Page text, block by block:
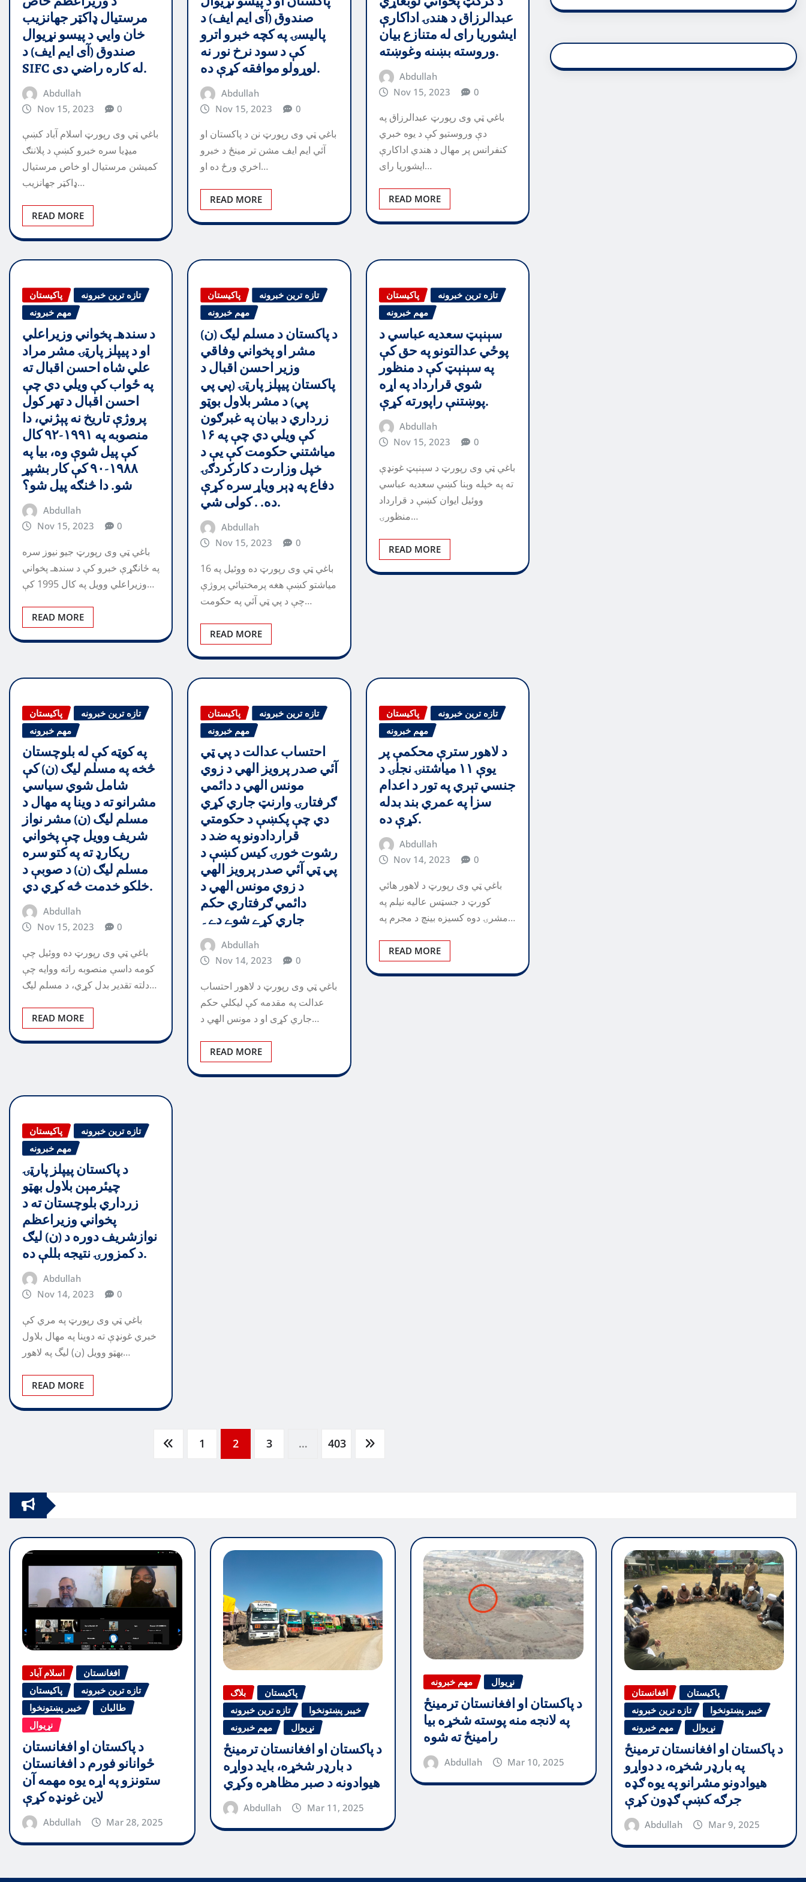
مرستیال ډاکټر جهانزیب
خان وايي د پیسو نړیوال
صندوق (آی ایم ایف) د
SIFC له کاره راضي دی.
Abdullah
Nov 15, 2023
0
باغي ټي وی رپورټ اسلام آباد کښې
ميډيا سره خبرو کښې د پلاننګ
کميشن مرستيال او خاص مرستيال
ډاکټر جهانزيب…
READ MORE
صندوق (آی ایم ایف) د
پالیسۍ په کچه خبرو اترو
کې د سود نرخ نور نه
لوړولو موافقه کړې ده.
Abdullah
Nov 15, 2023
0
باغي ټي وی رپورټ نن د پاکستان او
آئي ایم ایف مشن تر مینځ د خبرو
اخري ورځ ده او…
READ MORE
عبدالرزاق د هندۍ اداکارې
ایشوریا رای له متنازع بیان
وروسته بښنه وغوښته.
Abdullah
Nov 15, 2023
0
باغي ټي وی رپورټ عبدالرزاق په
دې وروستیو کې د یوه خبري
کنفرانس پر مهال د هندي اداکارې
ایشوریا رای…
READ MORE
پاکیستان
تازه ترین خبرونه
مهم خبرونه
د سندهـ پخواني وزيراعلي
او د پيپلز پارټۍ مشر مراد
علي شاه احسن اقبال ته
په ځواب کې ويلي دي چې
احسن اقبال د تهر کول
پروژې تاريخ نه پېژني، دا
منصوبه په ۱۹۹۱-۹۲ کال
کې پيل شوې وه، بيا په
۱۹۸۸-۹۰ کې کار بشپړ
شو. دا څنګه پیل شو؟
Abdullah
Nov 15, 2023
0
باغي ټي وی رپورټ جيو نيوز سره
په ځانګړې خبرو کې د سندهـ پخواني
وزيراعلي وويل په کال 1995 کې…
READ MORE
پاکیستان
تازه ترین خبرونه
مهم خبرونه
د پاکستان د مسلم ليګ (ن)
مشر او پخواني وفاقي
وزير احسن اقبال د
پاکستان پيپلز پارټۍ (پي پي
پي) د مشر بلاول بوټو
زرداري د بيان په غبرګون
کې ويلي دي چې په ۱۶
مياشتني حکومت کې يې د
خپل وزارت د کارکردګۍ
دفاع په ډېر وياړ سره کړې
ده. . کولی شي.
Abdullah
Nov 15, 2023
0
باغي ټي وی رپورټ ده ووئيل په 16
مياشتو كښې هغه پرمختيائي پروژې
چې د پي ټي آئي په حكومت…
READ MORE
پاکیستان
تازه ترین خبرونه
مهم خبرونه
سېنېټ سعديه عباسي د
پوځي عدالتونو په حق کې
په سېنېټ کې د منظور
شوي قرارداد په اړه
پوښتنې راپورته کړې.
Abdullah
Nov 15, 2023
0
باغي ټي وی رپورټ د سېنېټ غونډې
ته په خپله وېنا كښې سعديه عباسي
ووئيل ايوان كښې د قرارداد
منظورۍ…
READ MORE
پاکیستان
تازه ترین خبرونه
مهم خبرونه
په کوټه کې له بلوچستان
څخه په مسلم ليګ (ن) کې
شامل شوي سياسي
مشرانو ته د وينا په مهال د
مسلم ليګ (ن) مشر نواز
شريف وويل چې پخواني
ريکارډ ته په کتو سره
مسلم ليګ (ن) د صوبې د
خلکو خدمت څه کړي دي.
Abdullah
Nov 15, 2023
0
باغي ټي وی رپورټ ده ووئيل چې
كومه داسې منصوبه راته ووايه چې
دلته تقدير بدل كړي، د مسلم ليګ…
READ MORE
پاکیستان
تازه ترین خبرونه
مهم خبرونه
احتساب عدالت د پي ټي
آئي صدر پرويز الهي د زوي
مونس الهي د دائمي
ګرفتارۍ وارنټ جاري کړي
دي چې پکښې د حکومتي
قراردادونو په ضد د
رشوت خورۍ کيس کښې د
پي ټي آئي صدر پرويز الهي
د زوي مونس الهي د
دائمي ګرفتاري حکم
جاري کړے شوے دے۔
Abdullah
Nov 14, 2023
0
باغي ټي وی رپورټ د لاهور احتساب
عدالت په مقدمه کې ليکلي حکم
جاري کړی او د مونس الهي د…
READ MORE
پاکیستان
تازه ترین خبرونه
مهم خبرونه
د لاهور سترې محکمې پر
یوې ۱۱ میاشتنۍ نجلۍ د
جنسي تېري په تور د اعدام
سزا په عمري بند بدله
کړې ده.
Abdullah
Nov 14, 2023
0
باغي ټي وی رپورټ د لاهور هائي
کورټ د جسټس عاليه نيلم په
مشرۍ دوه کسيزه بينچ د مجرم په…
READ MORE
پاکیستان
تازه ترین خبرونه
مهم خبرونه
د پاکستان پيپلز پارټۍ
چيئرمېن بلاول بهټو
زرداري بلوچستان ته د
پخواني وزيراعظم
نوازشريف دوره د (ن) ليګ
د کمزورۍ نتيجه بللې ده.
Abdullah
Nov 14, 2023
0
باغي ټي وی رپورټ په مري کې
خبري غونډې ته دوينا په مهال بلاول
بهټو وويل (ن) ليگ په لاهور…
READ MORE
1 2 3 … 403
اسلام آباد
افغانستان
پاکیستان
تازه ترین خبرونه
خیبر پښتونخوا
طالبان
نړیوال
د پاکستان او افغانستان
ځوانانو فورم د افغانستان
ستونزو په اړه یوه مهمه آن
لاین غونډه کړې
Abdullah Mar 28, 2025
بلاګ
پاکیستان
تازه ترین خبرونه
خیبر پښتونخوا
مهم خبرونه
نړیوال
د پاکستان او افغانستان ترمینځ
د بارډر شخړه، باید دواړه
هیوادونه د صبر مظاهره وکړي
Abdullah Mar 11, 2025
مهم خبرونه نړیوال
د پاکستان او افغانستان ترمینځ
په لانجه منه پوسته شخړه بیا
رامینځ ته شوه
Abdullah Mar 10, 2025
افغانستان
پاکیستان
تازه ترین خبرونه
خیبر پښتونخوا
مهم خبرونه
نړیوال
د پاکستان او افغانستان ترمینځ
په بارډر شخړه، د دواړو
هیوادونو مشرانو په یوه ګډه
جرګه کښې ګډون کړې
Abdullah Mar 9, 2025